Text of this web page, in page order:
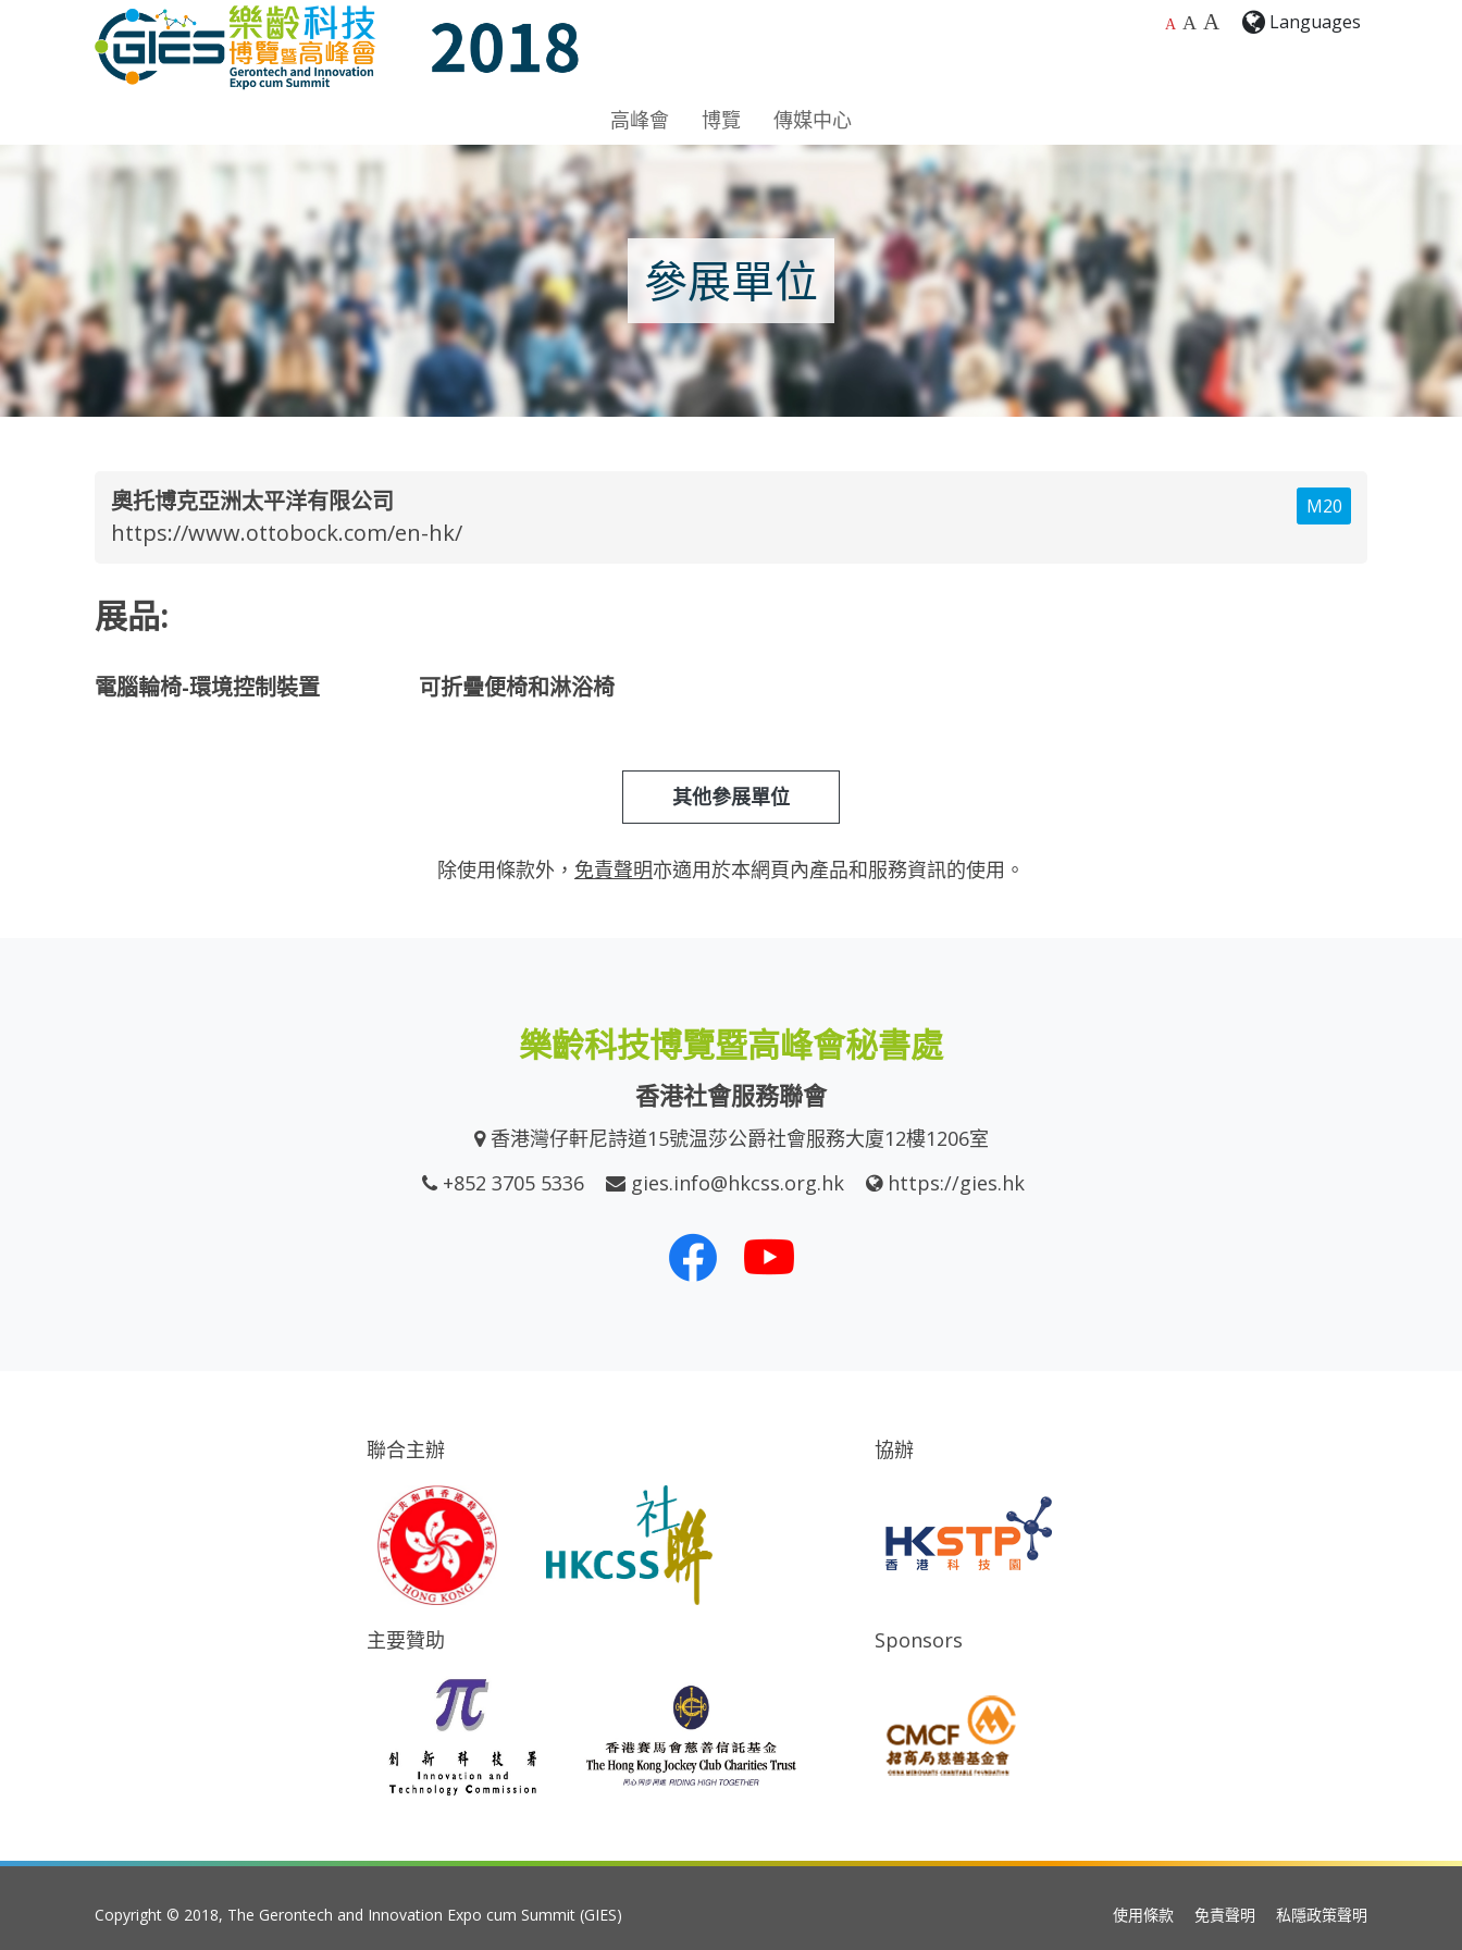
Date: Expo: 22-25 November 2018, Venue: Hall 1A-1B, HKCEC A A A Languages
Date: Expo: 22-25 November 2018, Venue: Hall 1A-1B, HKCEC
高峰會 博覽 傳媒中心
參展單位
M20
奧托博克亞洲太平洋有限公司
https://www.ottobock.com/en-hk/
展品:
電腦輪椅-環境控制裝置 可折疊便椅和淋浴椅
其他參展單位
除使用條款外， 免責聲明亦適用於本網頁內產品和服務資訊的使用。
樂齡科技博覽暨高峰會秘書處
香港社會服務聯會
香港灣仔軒尼詩道15號温莎公爵社會服務大廈12樓1206室
+852 3705 5336
gies.info@hkcss.org.hk https://gies.hk
聯合主辦 協辦
主要贊助 Sponsors
Copyright © 2018, The Gerontech and Innovation Expo cum Summit (GIES) 使用條款 免責聲明 私隱政策聲明